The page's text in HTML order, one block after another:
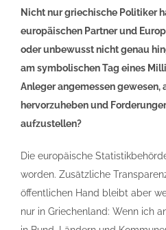
Nicht nur griechische Politiker
europäischen Partner und
oder unbewusst nicht genau
am symbolischen Tag eines
Anleger angemessen gewesen,
hervorzuheben und
aufzustellen?
Die europäische
worden. Zusätzliche
öffentlichen Hand bleibt aber
nur in Griechenland: Wenn ich